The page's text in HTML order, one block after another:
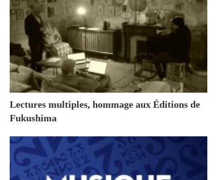
Lectures multiples, hommage aux Éditions de
Fukushima